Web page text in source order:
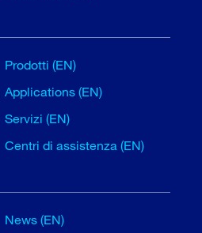
Prodotti (EN)
Applications (EN)
Servizi (EN)
Centri di assistenza (EN)
News (EN)